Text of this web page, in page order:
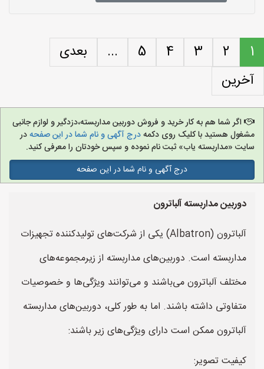
1
2
3
4
5
...
بعدی
آخرین
اگر شما هم به کار خرید و فروش دوربین مداربسته،دزدگیر و لوازم جانبی
مشغول هستید با کلیک روی دکمهدرج آگهی و نام شما در این صفحهدر
سایت «مداربسته یاب» ثبت نام نموده و سپس خودتان را معرفی کنید.
درج آگهی و نام شما در این صفحه
دوربین مداربسته آلباترون
آلباترون (Albatron) یکی از شرکت‌های تولیدکننده تجهیزات
مداربسته است. دوربین‌های مداربسته از زیرمجموعه‌های
مختلف آلباترون می‌باشند و می‌توانند ویژگی‌ها و خصوصیات
متفاوتی داشته باشند. اما به طور کلی، دوربین‌های مداربسته
آلباترون ممکن است دارای ویژگی‌های زیر باشند:
کیفیت تصویر: